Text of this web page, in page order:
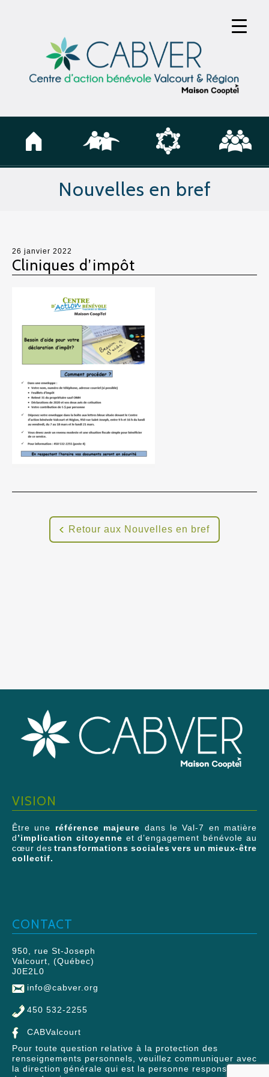
Nouvelles en bref
26 janvier 2022
Cliniques d’impôt
Retour aux Nouvelles en bref
VISION
Être une référence majeure dans le Val-7 en matière
d’implication citoyenne et d’engagement bénévole au
cœur des transformations sociales vers un mieux-être
collectif.
CONTACT
950, rue St-Joseph
Valcourt, (Québec)
J0E2L0
info@cabver.org
450 532-2255
CABValcourt
Pour toute question relative à la protection des
renseignements personnels, veuillez communiquer avec
la direction générale qui est la personne responsable